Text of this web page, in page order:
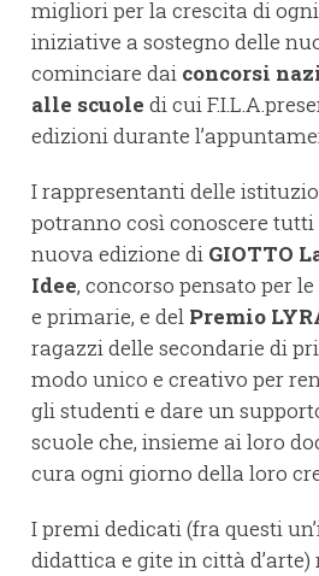
migliori per la crescita di
iniziative a sostegno delle
cominciare dai concorsi
alle scuole di cui
edizioni durante
I rappresentanti delle
potranno così conoscere
nuova edizione di GIOTTO
Idee, concorso pensato per
e primarie, e del Premio
ragazzi delle secondarie di
modo unico e creativo per
gli studenti e dare un
scuole che, insieme ai loro
cura ogni giorno della loro
I premi dedicati (fra questi
didattica e gite in città